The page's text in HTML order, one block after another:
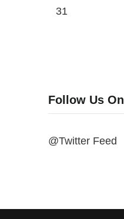
31
Follow Us On
@Twitter Feed